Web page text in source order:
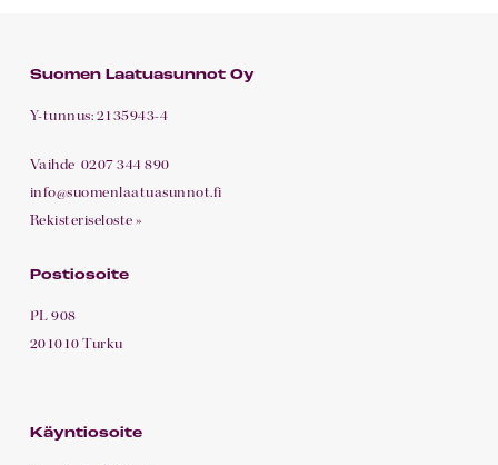
Suomen Laatuasunnot Oy
Y-tunnus: 2135943-4
Vaihde 0207 344 890
info@suomenlaatuasunnot.fi
Rekisteriseloste »
Postiosoite
PL 908
201010 Turku
Käyntiosoite